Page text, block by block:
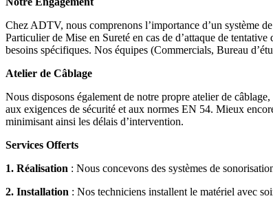
Chez ADTV, nous comprenons l’importance d’un système
Particulier de Mise en Sureté en cas de d’attaque de
besoins spécifiques. Nos équipes (Commercials, Bureau
Atelier de Câblage
Nous disposons également de notre propre atelier de
aux exigences de sécurité et aux normes EN 54. Mieux
minimisant ainsi les délais d’intervention.
Services Offerts
1. Réalisation : Nous concevons des systèmes de
2. Installation : Nos techniciens installent le matériel avec